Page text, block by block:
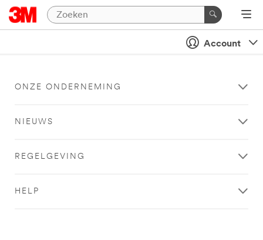
Account
ONZE ONDERNEMING
NIEUWS
REGELGEVING
HELP